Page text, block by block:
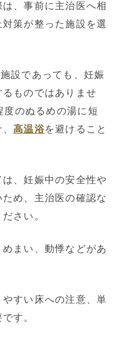
、事前に主治医へ相
策が整った施設を選
設であっても、妊娠
ものではありませ
度のぬるめの湯に短
、高温浴を避けること
は、妊娠中の安全性や
め、主治医の確認な
さい。
まい、動悸などがあ
やすい床への注意、単
す。